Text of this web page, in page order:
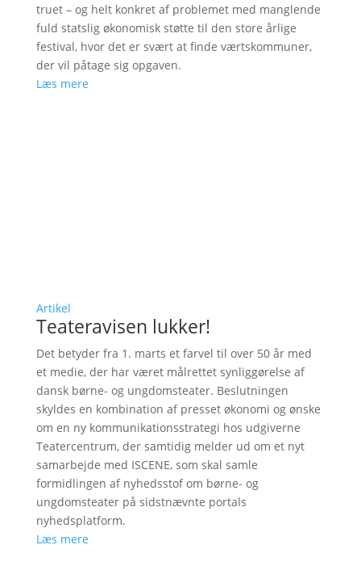
truet – og helt konkret af problemet med manglende
fuld statslig økonomisk støtte til den store årlige
festival, hvor det er svært at finde værtskommuner,
der vil påtage sig opgaven.
Læs mere
Artikel
Teateravisen lukker!
Det betyder fra 1. marts et farvel til over 50 år med
et medie, der har været målrettet synliggørelse af
dansk børne- og ungdomsteater. Beslutningen
skyldes en kombination af presset økonomi og ønske
om en ny kommunikationsstrategi hos udgiverne
Teatercentrum, der samtidig melder ud om et nyt
samarbejde med ISCENE, som skal samle
formidlingen af nyhedsstof om børne- og
ungdomsteater på sidstnævnte portals
nyhedsplatform.
Læs mere